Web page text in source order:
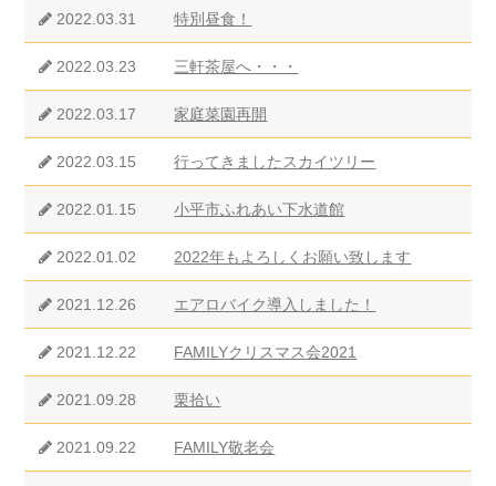
2022.03.31 特別昼食！
2022.03.23 三軒茶屋へ・・・
2022.03.17 家庭菜園再開
2022.03.15 行ってきましたスカイツリー
2022.01.15 小平市ふれあい下水道館
2022.01.02 2022年もよろしくお願い致します
2021.12.26 エアロバイク導入しました！
2021.12.22 FAMILYクリスマス会2021
2021.09.28 栗拾い
2021.09.22 FAMILY敬老会